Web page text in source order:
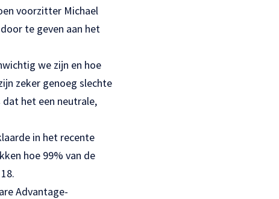
voorzitter Michael
te geven aan het
we zijn en hoe
zeker genoeg slechte
het een neutrale,
in het recente
hoe 99% van de
Advantage-